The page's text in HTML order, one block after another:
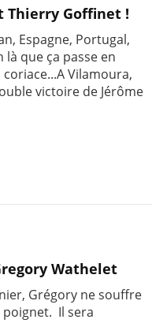
Thierry Goffinet !
Espagne, Portugal,
là que ça passe en
Vilamoura,
victoire de Jérôme
Wathelet
Grégory ne souffre
Il sera